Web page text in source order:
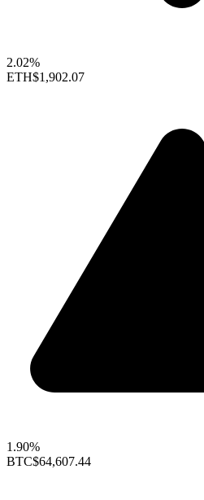
2.02%
ETH$1,902.07
1.90%
BTC$64,607.44